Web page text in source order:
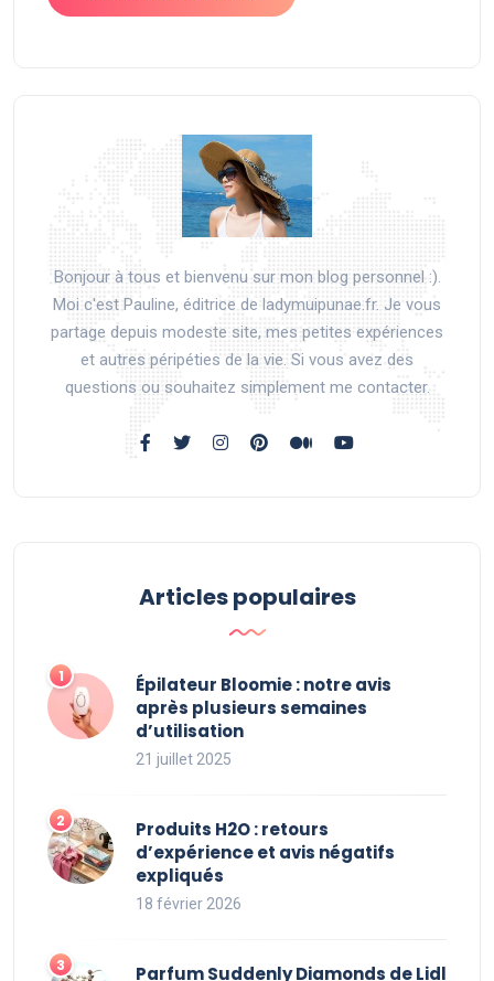
Bonjour à tous et bienvenu sur mon blog personnel :).
Moi c'est Pauline, éditrice de ladymuipunae.fr. Je vous
partage depuis modeste site, mes petites expériences
et autres péripéties de la vie. Si vous avez des
questions ou souhaitez simplement me contacter.
Articles populaires
Épilateur Bloomie : notre avis
après plusieurs semaines
d’utilisation
21 juillet 2025
Produits H2O : retours
d’expérience et avis négatifs
expliqués
18 février 2026
Parfum Suddenly Diamonds de Lidl